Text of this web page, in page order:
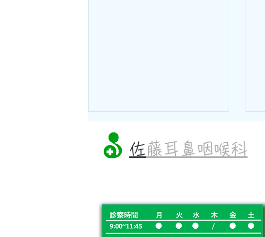
8月6日(木)から8月20日(木)まで
休診とさせて頂きます。 ご迷惑
​佐藤耳鼻咽喉科